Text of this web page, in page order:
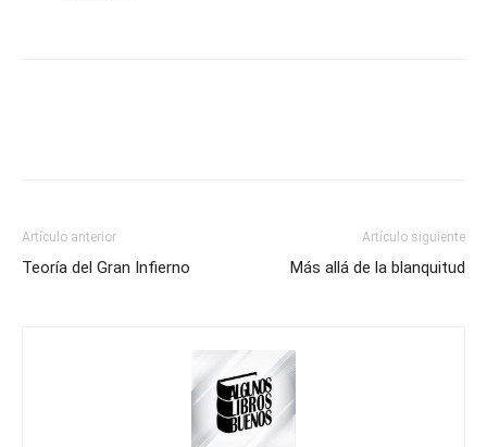
Artículo anterior
Teoría del Gran Infierno
Artículo siguiente
Más allá de la blanquitud